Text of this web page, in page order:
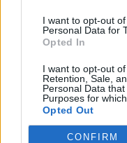
I want to opt-out
Personal Data for
Opted In
I want to opt-out
Retention, Sale,
Personal Data
Purposes for
Opted Out
CONFIRM
Arhiva sondajelor